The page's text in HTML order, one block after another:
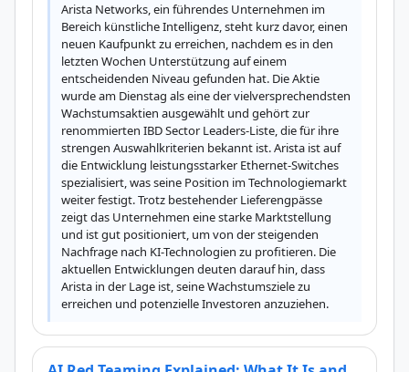
Arista Networks, ein führendes Unternehmen im
Bereich künstliche Intelligenz, steht kurz davor, einen
neuen Kaufpunkt zu erreichen, nachdem es in den
letzten Wochen Unterstützung auf einem
entscheidenden Niveau gefunden hat. Die Aktie
wurde am Dienstag als eine der vielversprechendsten
Wachstumsaktien ausgewählt und gehört zur
renommierten IBD Sector Leaders-Liste, die für ihre
strengen Auswahlkriterien bekannt ist. Arista ist auf
die Entwicklung leistungsstarker Ethernet-Switches
spezialisiert, was seine Position im Technologiemarkt
weiter festigt. Trotz bestehender Lieferengpässe
zeigt das Unternehmen eine starke Marktstellung
und ist gut positioniert, um von der steigenden
Nachfrage nach KI-Technologien zu profitieren. Die
aktuellen Entwicklungen deuten darauf hin, dass
Arista in der Lage ist, seine Wachstumsziele zu
erreichen und potenzielle Investoren anzuziehen.